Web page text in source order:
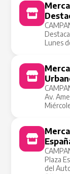
Lunes
Av.
Plaza
del